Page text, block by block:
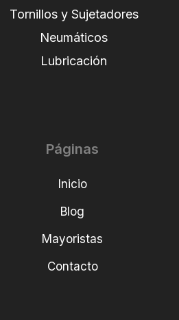
Tornillos y Sujetadores
Neumáticos
Lubricación
Páginas
Inicio
Blog
Mayoristas
Contacto